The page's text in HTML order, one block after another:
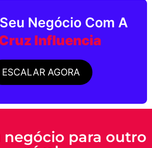
Negócio Com A
Influencia
ESCALAR AGORA
negócio para outro